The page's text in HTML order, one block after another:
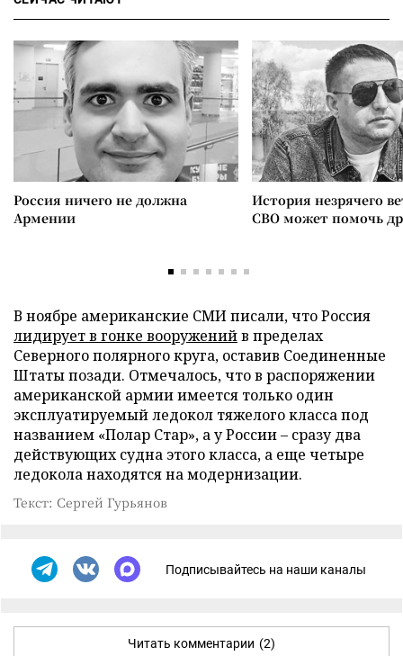
Россия ничего не должна
Армении
История незрячего
СВО может помочь
В ноябре американские СМИ писали, что Россия
лидирует в гонке вооруженийв пределах
Северного полярного круга, оставив Соединенные
Штаты позади. Отмечалось, что в распоряжении
американской армии имеется только один
эксплуатируемый ледокол тяжелого класса под
названием «Полар Стар», а у России – сразу два
действующих судна этого класса, а еще четыре
ледокола находятся на модернизации.
Текст: Сергей Гурьянов
Подписывайтесь на наши каналы
Читать комментарии (2)